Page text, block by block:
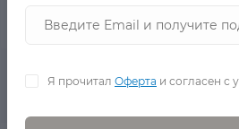
Я прочитал Оферта и согласен с